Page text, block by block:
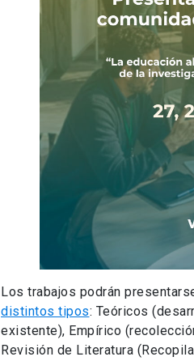
Los trabajos podrán
distintos tipos: Teóricos
existente), Empírico
Revisión de Literatura